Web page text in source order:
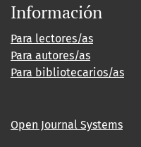
Información
Para lectores/as
Para autores/as
Para bibliotecarios/as
Open Journal Systems